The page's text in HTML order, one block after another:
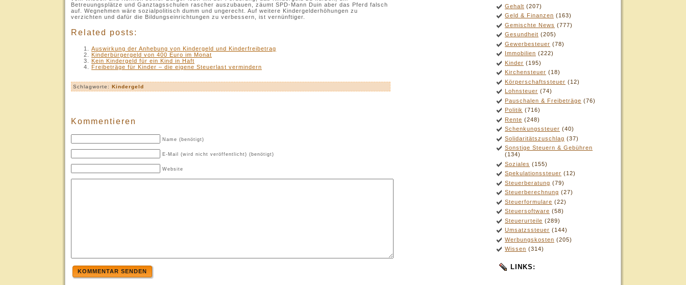
Betreuungsplätze und Ganztagsschulen rascher auszubauen, zäumt SPD-Mann Duin aber das Pferd falsch
auf. Wegnehmen wäre sozialpolitisch dumm und ungerecht. Auf weitere Kindergelderhöhungen zu
verzichten und dafür die Bildungseinrichtungen zu verbessern, ist vernünftiger.
Related posts:
Auswirkung der Anhebung von Kindergeld und Kinderfreibetrag
Kinderbürgergeld von 400 Euro im Monat
Kein Kindergeld für ein Kind in Haft
Freibeträge für Kinder – die eigene Steuerlast vermindern
Schlagworte: Kindergeld
Kommentieren
Name (benötigt)
E-Mail (wird nicht veröffentlicht) (benötigt)
Website
KOMMENTAR SENDEN
Gehalt (207)
Geld & Finanzen (163)
Gemischte News (777)
Gesundheit (205)
Gewerbesteuer (78)
Immobilien (222)
Kinder (195)
Kirchensteuer (18)
Körperschaftssteuer (12)
Lohnsteuer (74)
Pauschalen & Freibeträge (76)
Politik (716)
Rente (248)
Schenkungssteuer (40)
Solidaritätszuschlag (37)
Sonstige Steuern & Gebühren
(134)
Soziales (155)
Spekulationssteuer (12)
Steuerberatung (79)
Steuerberechnung (27)
Steuerformulare (22)
Steuersoftware (58)
Steuerurteile (289)
Umsatzssteuer (144)
Werbungskosten (205)
Wissen (314)
LINKS: